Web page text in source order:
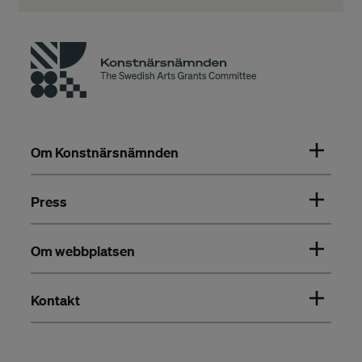
Om Konstnärsnämnden
Press
Om webbplatsen
Kontakt